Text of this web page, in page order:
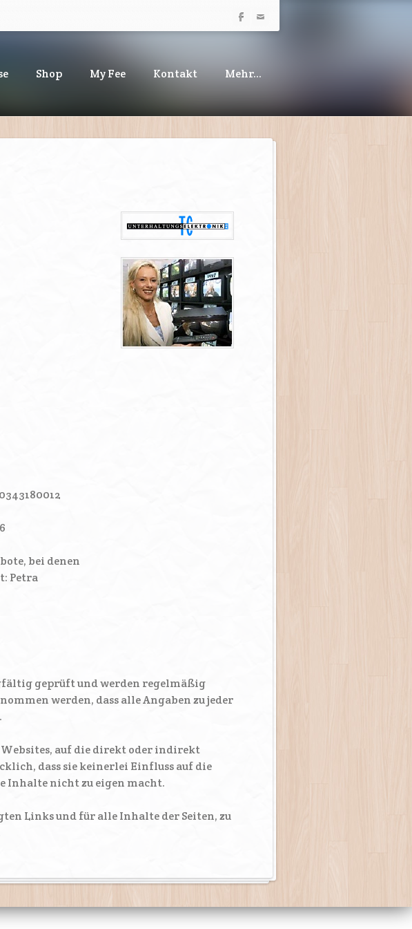
Shop My Fee Kontakt Mehr...
bei denen
Petra
geprüft und werden regelmäßig
werden, dass alle Angaben zu jeder
auf die direkt oder indirekt
dass sie keinerlei Einfluss auf die
Inhalte nicht zu eigen macht.
Links und für alle Inhalte der Seiten, zu